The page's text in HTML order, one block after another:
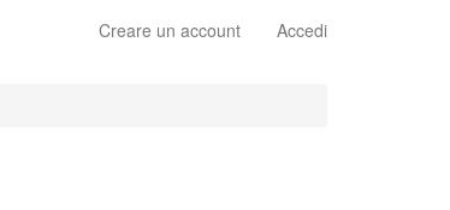
Creare un account Accedi